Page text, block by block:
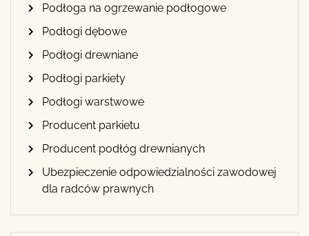
Podłoga na ogrzewanie podłogowe
Podłogi dębowe
Podłogi drewniane
Podłogi parkiety
Podłogi warstwowe
Producent parkietu
Producent podłóg drewnianych
Ubezpieczenie odpowiedzialności zawodowej
dla radców prawnych